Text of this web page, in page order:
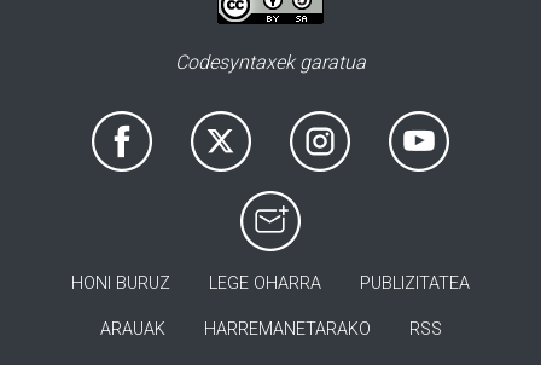
Codesyntaxek garatua
HONI BURUZ LEGE OHARRA PUBLIZITATEA
ARAUAK HARREMANETARAKO RSS